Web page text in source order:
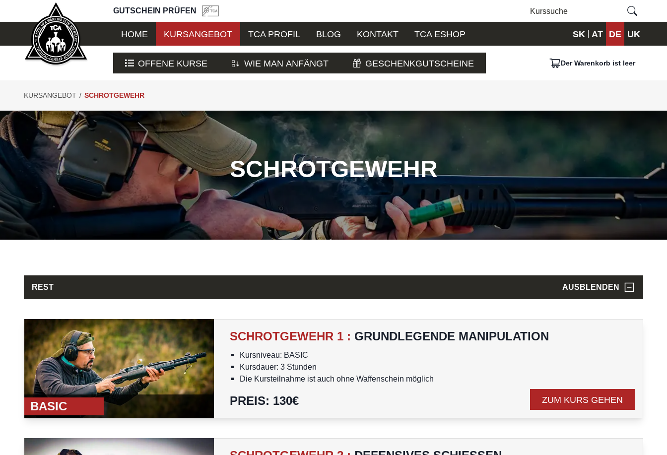
GUTSCHEIN PRÜFEN
HOME KURSANGEBOT TCA PROFIL BLOG KONTAKT TCA ESHOP SK AT DE UK
OFFENE KURSE WIE MAN ANFÄNGT GESCHENKGUTSCHEINE Der Warenkorb ist leer
KURSANGEBOT / SCHROTGEWEHR
SCHROTGEWEHR
REST AUSBLENDEN
BASIC
SCHROTGEWEHR 1 : GRUNDLEGENDE MANIPULATION
Kursniveau: BASIC
Kursdauer: 3 Stunden
Die Kursteilnahme ist auch ohne Waffenschein möglich
PREIS: 130€ ZUM KURS GEHEN